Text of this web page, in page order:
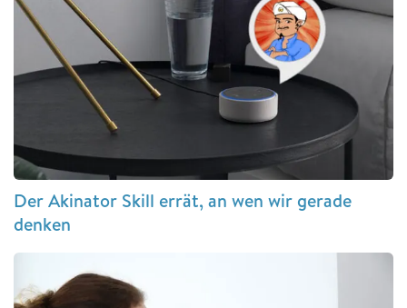
Der Akinator Skill errät, an wen wir gerade
denken